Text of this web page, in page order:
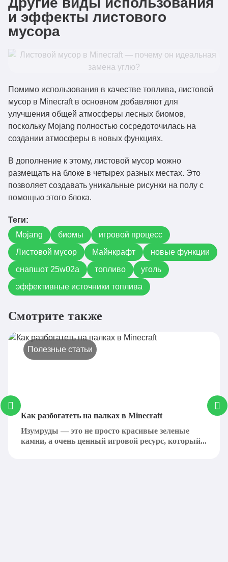
и эффекты листового
мусора
Помимо использования в качестве топлива, листовой
мусор в Minecraft в основном добавляют для
улучшения общей атмосферы лесных биомов,
поскольку Mojang полностью сосредоточилась на
создании атмосферы в новых функциях.
В дополнение к этому, листовой мусор можно
размещать на блоке в четырех разных местах. Это
позволяет создавать уникальные рисунки на полу с
помощью этого блока.
Теги:
Mojang
биомы
игровой процесс
Листовой мусор
Майнкрафт
новые функции
снапшот 25w02a
топливо
уголь
эффективные источники топлива
Смотрите также
Полезные статьи
Как разбогатеть на палках в Minecraft
Изумруды — это не просто красивые зеленые
камни, а очень ценный игровой ресурс, который...